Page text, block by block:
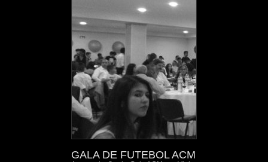
GALA DE FUTEBOL ACM